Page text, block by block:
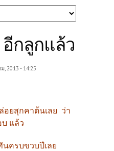
กลูกแล้ว
, 2013 - 14:25
อยสุกคาต้นเลย ว่า
แล้ว
นครบขวบปีเลย